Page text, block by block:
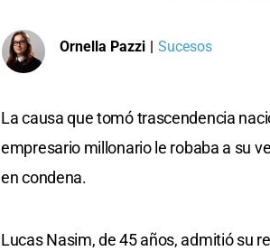
Ornella Pazzi | Sucesos
La causa que tomó trascendencia
empresario millonario le robaba a su
en condena.
Lucas Nasim, de 45 años, admitió su